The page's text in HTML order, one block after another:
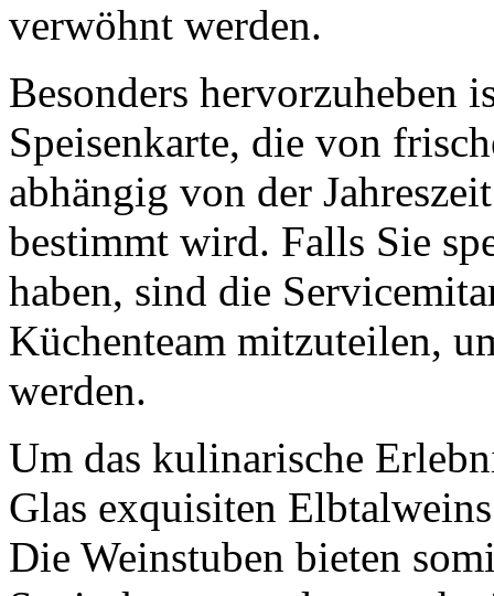
verwöhnt werden.
Besonders hervorzuheben
Speisenkarte, die von
abhängig von der
bestimmt wird. Falls Sie
haben, sind die
Küchenteam mitzuteilen,
werden.
Um das kulinarische
Glas exquisiten
Die Weinstuben bieten